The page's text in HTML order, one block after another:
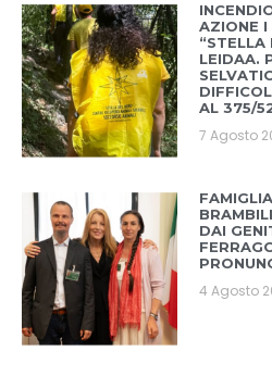
AZIONE I
“STELLA
LEIDAA.
AL 375/
7 Agosto
DAI
4 Agosto